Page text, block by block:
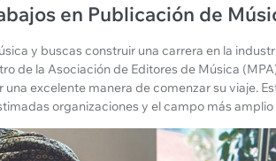
en Publicación de
y buscas construir una carrera en la
de la Asociación de Editores de Música
una excelente manera de comenzar su viaje.
organizaciones y el campo más